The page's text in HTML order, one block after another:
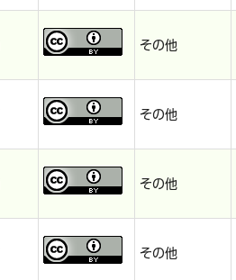
その他
その他
その他
その他